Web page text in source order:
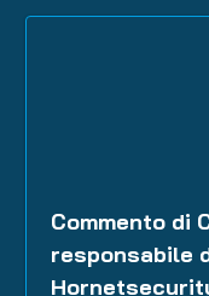
Commento di
responsabile